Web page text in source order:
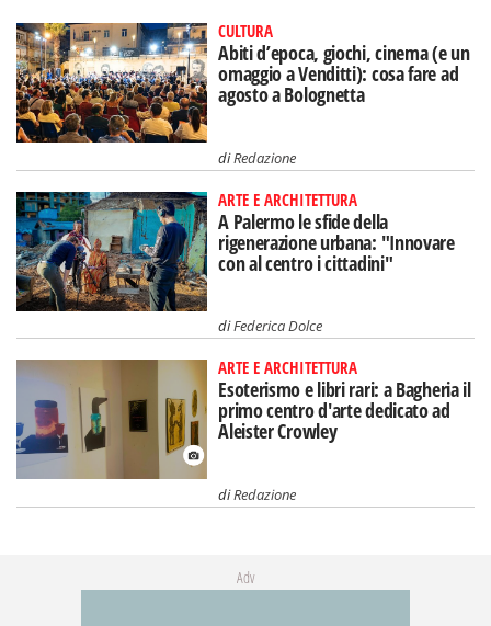
diRedazione
ARTE E ARCHITETTURA
A Palermo le sfide della
diFederica Dolce
ARTE E ARCHITETTURA
Esoterismo e libri rari: a Bagheria il
diRedazione